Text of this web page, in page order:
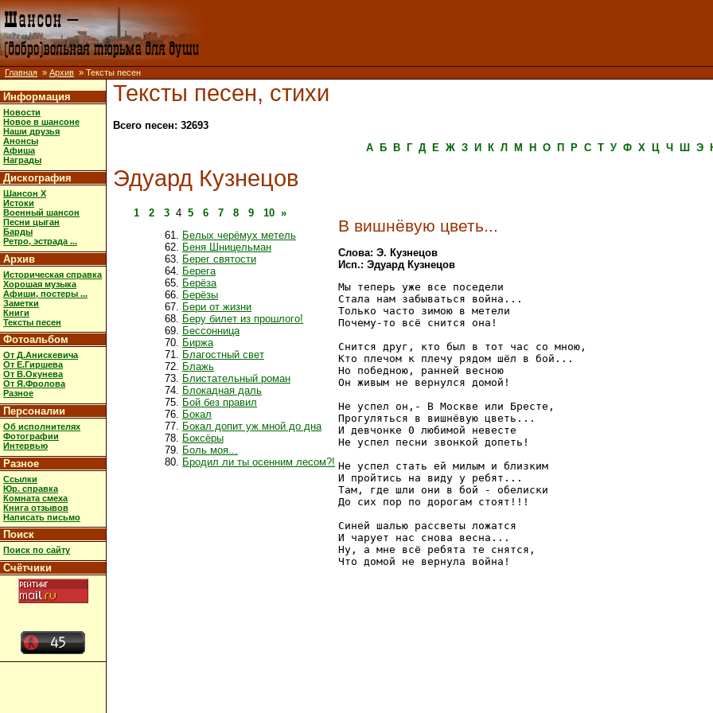
Главная » Архив » Тексты песен
Информация
Новости
Новое в шансоне
Наши друзья
Анонсы
Афиша
Награды
Дискография
Шансон X
Истоки
Военный шансон
Песни цыган
Барды
Ретро, эстрада ...
Архив
Историческая справка
Хорошая музыка
Афиши, постеры ...
Заметки
Книги
Тексты песен
Фотоальбом
От Д.Анискевича
От Е.Гиршева
От В.Окунева
От Я.Фролова
Разное
Персоналии
Об исполнителях
Фотографии
Интервью
Разное
Ссылки
Юр. справка
Комната смеха
Книга отзывов
Написать письмо
Поиск
Поиск по сайту
Счётчики
Тексты песен, стихи
Всего песен: 32693
А
Б В Г Д Е Ж З И К Л М Н О П Р С Т У Ф Х Ц Ч Ш Э
Эдуард Кузнецов
1 2 3 4 5 6 7 8 9 10 »
Белых черёмух метель
Беня Шницельман
Берег святости
Берега
Берёза
Берёзы
Бери от жизни
Беру билет из прошлого!
Бессонница
Биржа
Благостный свет
Блажь
Блистательный роман
Блокадная даль
Бой без правил
Бокал
Бокал допит уж мной до дна
Боксёры
Боль моя...
Бродил ли ты осенним лесом?!
В вишнёвую цветь...
Слова: Э. Кузнецов
Исп.: Эдуард Кузнецов
Мы теперь уже все поседели
Стала нам забываться война...
Только часто зимою в метели
Почему-то всё снится она!
Снится друг, кто был в тот час со мною,
Кто плечом к плечу рядом шёл в бой...
Но победною, ранней весною
Он живым не вернулся домой!
Не успел он,- В Москве или Бресте,
Прогуляться в вишнёвую цветь...
И девчонке 0 любимой невесте
Не успел песни звонкой допеть!
Не успел стать ей милым и близким
И пройтись на виду у ребят...
Там, где шли они в бой - обелиски
До сих пор по дорогам стоят!!!
Синей шалью рассветы ложатся
И чарует нас снова весна...
Ну, а мне всё ребята те снятся,
Что домой не вернула война!